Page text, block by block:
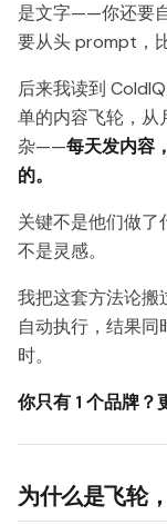
是文字——你还要
要从头 prompt，
后来我读到
单的内容飞轮，从
杂——每天发内容
的。
关键不是他们做了
不是灵感。
我把这套方法论搬
自动执行，结果同
时。
你只有 1 个品牌？
为什么是飞轮